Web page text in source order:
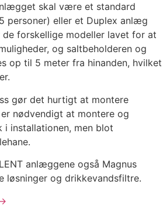
skal være et standard
personer) eller et Duplex anlæg
de forskellige modeller lavet for at
og saltbeholderen og
op til 5 meter fra hinanden, hvilket
gør det hurtigt at montere
nødvendigt at montere og
i installationen, men blot
anlæggene også Magnus
løsninger og drikkevandsfiltre.